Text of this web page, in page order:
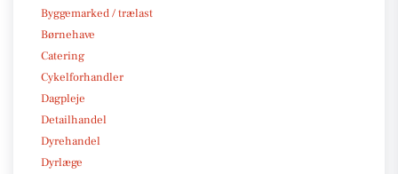
Byggemarked / trælast
Børnehave
Catering
Cykelforhandler
Dagpleje
Detailhandel
Dyrehandel
Dyrlæge